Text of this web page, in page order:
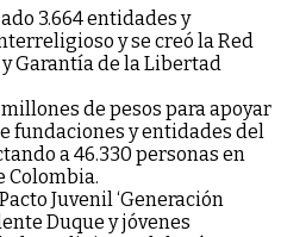
3.664 entidades y
y se creó la Red
Garantía de la Libertad
de pesos para apoyar
fundaciones y entidades del
a 46.330 personas en
Colombia.
Juvenil ‘Generación
Duque y jóvenes